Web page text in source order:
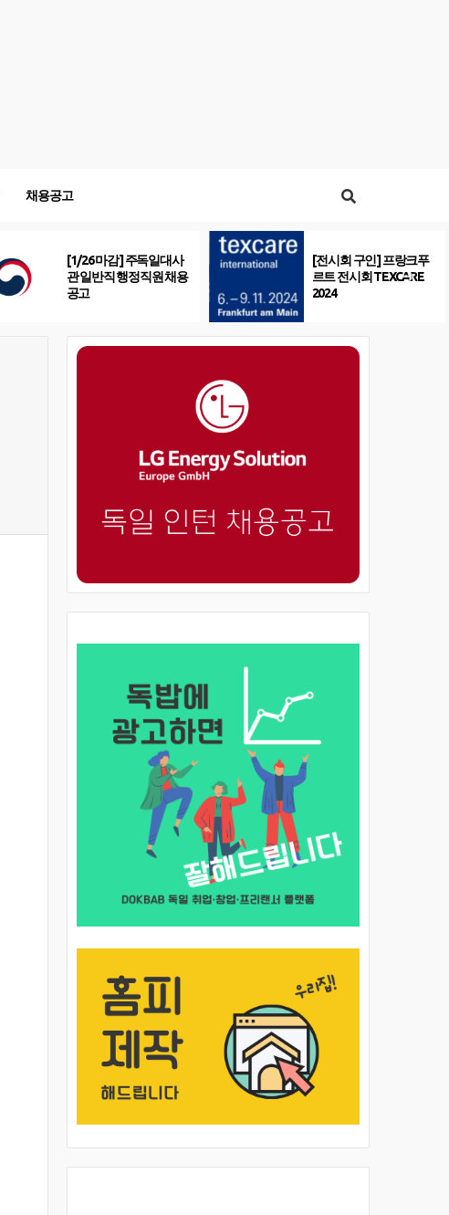
채용공고
[1/26 마감] 주독일대사
관 일반직 행정직원 채용
공고
[전시회 구인] 프랑크푸
르트 전시회 TEXCARE
2024